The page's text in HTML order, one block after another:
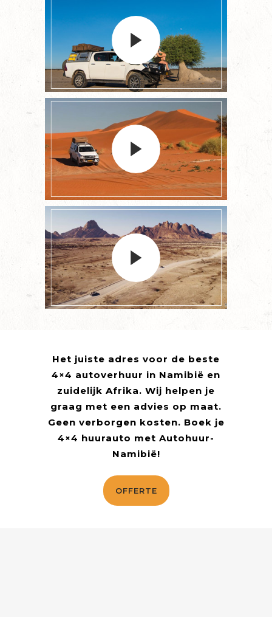
Het juiste adres voor de beste
4×4 autoverhuur in Namibië en
zuidelijk Afrika. Wij helpen je
graag met een advies op maat.
Geen verborgen kosten. Boek je
4×4 huurauto met Autohuur-
Namibië!
OFFERTE